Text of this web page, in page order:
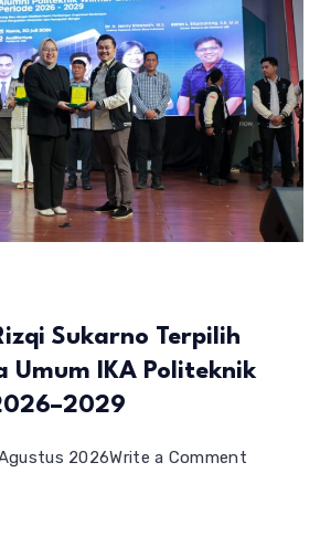
Sukarno Terpilih
Umum IKA Politeknik
2026Write a Commenton